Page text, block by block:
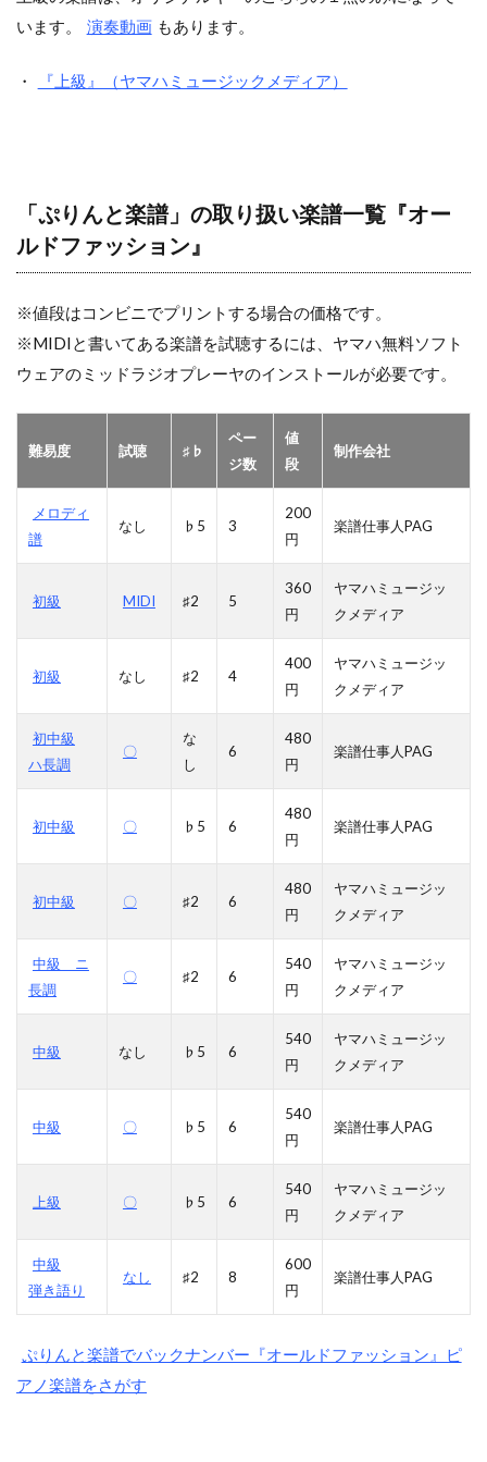
います。
演奏動画 もあります。
・ 『上級』（ヤマハミュージックメディア）
「ぷりんと楽譜」の取り扱い楽譜一覧『オー
ルドファッション』
※値段はコンビニでプリントする場合の価格です。
※MIDIと書いてある楽譜を試聴するには、ヤマハ無料ソフト
ウェアのミッドラジオプレーヤのインストールが必要です。
難易度 試聴 ♯♭
ペー
ジ数
値
段
制作会社
メロディ
譜
なし ♭5 3
200
円
楽譜仕事人PAG
初級 MIDI ♯2 5
360
円
ヤマハミュージッ
クメディア
初級 なし ♯2 4
400
円
ヤマハミュージッ
クメディア
初中級
ハ長調
〇
な
し
6
480
円
楽譜仕事人PAG
初中級 〇 ♭5 6
480
円
楽譜仕事人PAG
初中級 〇 ♯2 6
480
円
ヤマハミュージッ
クメディア
中級 ニ
長調
〇 ♯2 6
540
円
ヤマハミュージッ
クメディア
中級 なし ♭5 6
540
円
ヤマハミュージッ
クメディア
中級 〇 ♭5 6
540
円
楽譜仕事人PAG
上級 〇 ♭5 6
540
円
ヤマハミュージッ
クメディア
中級
弾き語り
なし ♯2 8
600
円
楽譜仕事人PAG
ぷりんと楽譜でバックナンバー『オールドファッション』ピ
アノ楽譜をさがす